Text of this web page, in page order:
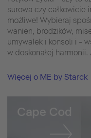
surowa czy
możliwe! Wybieraj
wanien, brodzików,
umywalek i konsoli i -
w doskonałej harmonii.
Więcej o ME by Starck
Cape Cod